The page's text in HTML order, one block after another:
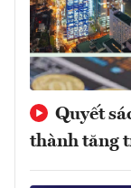
Quyết
thành tăng